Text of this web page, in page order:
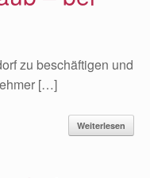
zu beschäftigen und
[…]
Weiterlesen